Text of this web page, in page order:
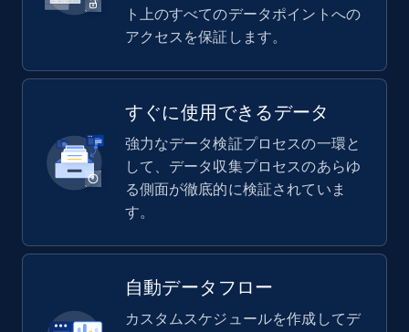
ト上のすべてのデータポイントへの
アクセスを保証します。
すぐに使用できるデータ
強力なデータ検証プロセスの一環と
して、データ収集プロセスのあらゆ
る側面が徹底的に検証されていま
す。
自動データフロー
カスタムスケジュールを作成してデ